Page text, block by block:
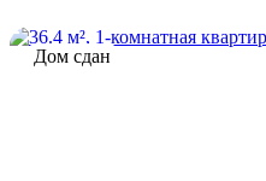
Дом сдан